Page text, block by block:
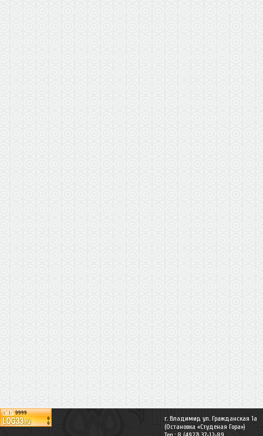
г. Владимир, ул. Гражданская 1а
(Остановка «Студеная Гора»)